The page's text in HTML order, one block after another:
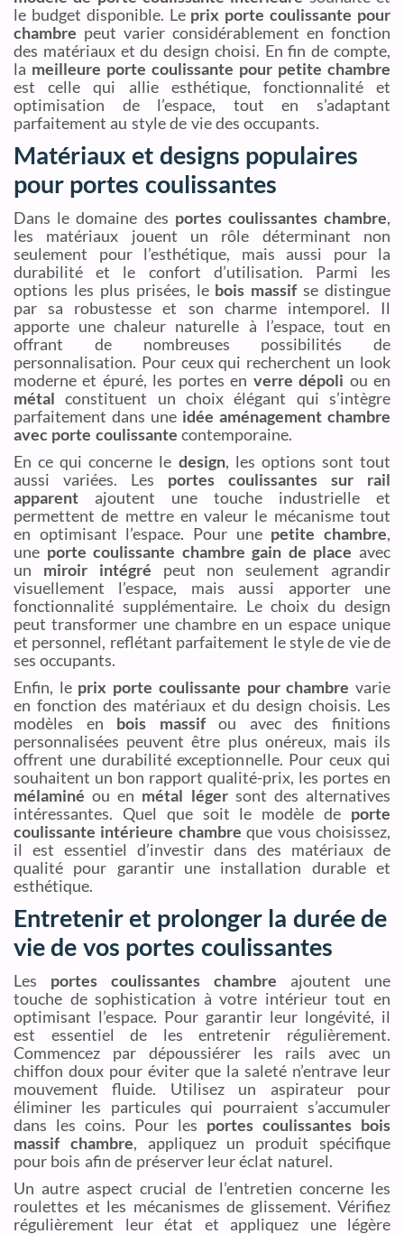
le budget disponible. Le prix porte coulissante pour
chambre peut varier considérablement en fonction
des matériaux et du design choisi. En fin de compte,
la meilleure porte coulissante pour petite chambre
est celle qui allie esthétique, fonctionnalité et
optimisation de l’espace, tout en s’adaptant
parfaitement au style de vie des occupants.
Matériaux et designs populaires
pour portes coulissantes
Dans le domaine des portes coulissantes chambre,
les matériaux jouent un rôle déterminant non
seulement pour l’esthétique, mais aussi pour la
durabilité et le confort d’utilisation. Parmi les
options les plus prisées, le bois massifse distingue
par sa robustesse et son charme intemporel. Il
apporte une chaleur naturelle à l’espace, tout en
offrant de nombreuses possibilités de
personnalisation. Pour ceux qui recherchent un look
moderne et épuré, les portes en verre dépoli ou en
métal constituent un choix élégant qui s’intègre
parfaitement dans une idée aménagement chambre
avec porte coulissante contemporaine.
En ce qui concerne le design, les options sont tout
aussi variées. Les portes coulissantes sur rail
apparent ajoutent une touche industrielle et
permettent de mettre en valeur le mécanisme tout
en optimisant l’espace. Pour une petite chambre,
une porte coulissante chambre gain de place avec
un miroir intégré peut non seulement agrandir
visuellement l’espace, mais aussi apporter une
fonctionnalité supplémentaire. Le choix du design
peut transformer une chambre en un espace unique
et personnel, reflétant parfaitement le style de vie de
ses occupants.
Enfin, le prix porte coulissante pour chambre varie
en fonction des matériaux et du design choisis. Les
modèles en bois massifou avec des finitions
personnalisées peuvent être plus onéreux, mais ils
offrent une durabilité exceptionnelle. Pour ceux qui
souhaitent un bon rapport qualité-prix, les portes en
mélaminé ou en métal légersont des alternatives
intéressantes. Quel que soit le modèle de porte
coulissante intérieure chambre que vous choisissez,
il est essentiel d’investir dans des matériaux de
qualité pour garantir une installation durable et
esthétique.
Entretenir et prolonger la durée de
vie de vos portes coulissantes
Les portes coulissantes chambre ajoutent une
touche de sophistication à votre intérieur tout en
optimisant l’espace. Pour garantir leur longévité, il
est essentiel de les entretenir régulièrement.
Commencez par dépoussiérer les rails avec un
chiffon doux pour éviter que la saleté n’entrave leur
mouvement fluide. Utilisez un aspirateur pour
éliminer les particules qui pourraient s’accumuler
dans les coins. Pour les portes coulissantes bois
massif chambre, appliquez un produit spécifique
pour bois afin de préserver leur éclat naturel.
Un autre aspect crucial de l’entretien concerne les
roulettes et les mécanismes de glissement. Vérifiez
régulièrement leur état et appliquez une légère